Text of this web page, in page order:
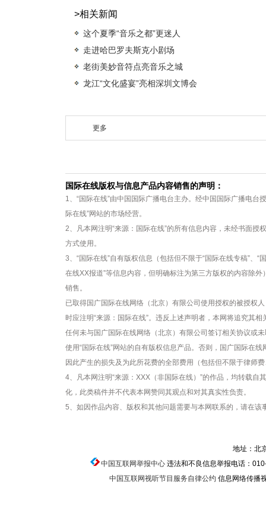
>相关新闻
这个夏季“音乐之都”更迷人
走进哈巴罗夫斯克小剧场
老街美妙音符点亮音乐之城
龙江“文化盛宴”亮相深圳文博会
更多
国际在线版权与信息产品内容销售的声明：
1、“国际在线”由中国国际广播电台主办。经中国国际广播电台
际在线”网站的市场经营。
2、凡本网注明“来源：国际在线”的所有信息内容，未经书面
方式使用。
3、“国际在线”自有版权信息（包括但不限于“国际在线专稿”、“
在线XX报道”等信息内容，但明确标注为第三方版权的内容除
销售。
已取得国广国际在线网络（北京）有限公司使用授权的被授权
时应注明“来源：国际在线”。违反上述声明者，本网将追究其相
任何未与国广国际在线网络（北京）有限公司签订相关协议或
使用“国际在线”网站的自有版权信息产品。否则，国广国际在
因此产生的损失及为此所花费的全部费用（包括但不限于律师
4、凡本网注明“来源：XXX（非国际在线）”的作品，均转载自
化，此类稿件并不代表本网赞同其观点和对其真实性负责。
5、如因作品内容、版权和其他问题需要与本网联系的，请在该
地址：北
中国互联网举报中心违法和不良信息举报电话：
中国互联网视听节目服务自律公约 信息网络传播